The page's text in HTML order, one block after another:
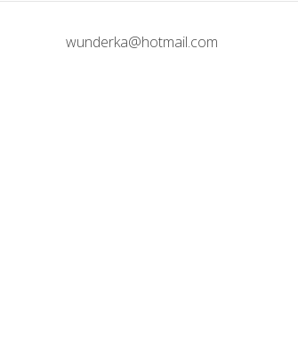
wunderka@hotmail.com